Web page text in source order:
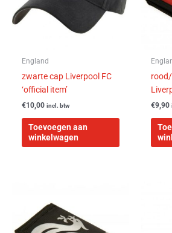
England
zwarte cap Liverpool FC
‘official item’
€10,00 incl. btw
Toevoegen aan
winkelwagen
€9,90